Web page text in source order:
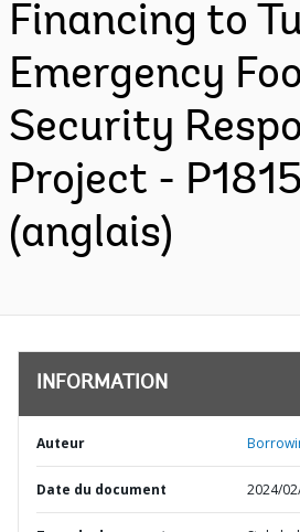
Financing to
Emergency
Security
Project -
(anglais)
INFORMATION
Auteur
Date du document 2024/